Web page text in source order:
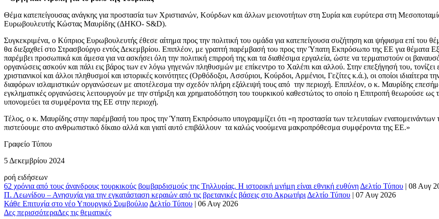
Θέμα κατεπείγουσας ανάγκης για προστασία των Χριστιανών, Κούρδων και άλλων μειονοτήτων στη Συρία και ευρύτερα στη
Ευρωβουλευτής Κώστας Μαυρίδης (ΔΗΚΟ- S&D).
Συγκεκριμένα, ο Κύπριος Ευρωβουλευτής έθεσε αίτημα προς την πολιτική του ομάδα για κατεπείγουσα συζήτηση και ψήφισμα επί του
θα διεξαχθεί στο Στρασβούργο εντός Δεκεμβρίου. Επιπλέον, με γραπτή παρέμβασή του προς την Ύπατη Εκπρόσωπο της ΕΕ για θέματα
παρέμβει προσωπικά και άμεσα για να ασκήσει όλη την πολιτική επιρροή της και τα διαθέσιμα εργαλεία, ώστε να τερματιστούν οι
οργανώσεις ασκούν και πάλι εις βάρος των εν λόγω γηγενών πληθυσμών με επίκεντρο το Χαλέπι και αλλού. Στην επεξήγησή του, τονίζει
χριστιανικοί και άλλοι πληθυσμοί και ιστορικές κοινότητες (Ορθόδοξοι, Ασσύριοι, Κούρδοι, Αρμένιοι, Γεζίτες κ.ά.), οι οποίοι ιδιαίτερα
διαφόρων ισλαμιστικών οργανώσεων με αποτέλεσμα την σχεδόν πλήρη εξάλειψή τους από την περιοχή. Επιπλέον, ο κ. Μαυρίδης
εγκληματικές οργανώσεις λειτουργούν με την στήριξη και χρηματοδότηση του τουρκικού καθεστώτος το οποίο η Επιτροπή θεωρούσε ως
υπονομεύει τα συμφέροντα της ΕΕ στην περιοχή.
Τέλος, ο κ. Μαυρίδης στην παρέμβασή του προς την Ύπατη Εκπρόσωπο υπογραμμίζει ότι «η προστασία των τελευταίων εναπομεινάντων
πιστεύουμε στο ανθρωπιστικό δίκαιο αλλά και γιατί αυτό επιβάλλουν τα καλώς νοούμενα μακροπρόθεσμα συμφέροντα της ΕΕ.»
Γραφείο Τύπου
5 Δεκεμβρίου 2024
ροή ειδήσεων
62 χρόνια από τους άνανδρους τουρκικούς βομβαρδισμούς της Τηλλυρίας. Η ιστορική μνήμη είναι εθνική ευθύνη Δελτίο Τύπου | 08 Αυγ
Π. Λεωνίδου – Ανησυχία για την εγκατάσταση κεραιών από τις βρετανικές βάσεις στο Ακρωτήρι Δελτίο Τύπου | 07 Αυγ 2026
Κάθε Επιτυχία στο νέο Υπουργικό Συμβούλιο Δελτίο Τύπου | 06 Αυγ 2026
Δες περισσότεραΔες τις θεματικές